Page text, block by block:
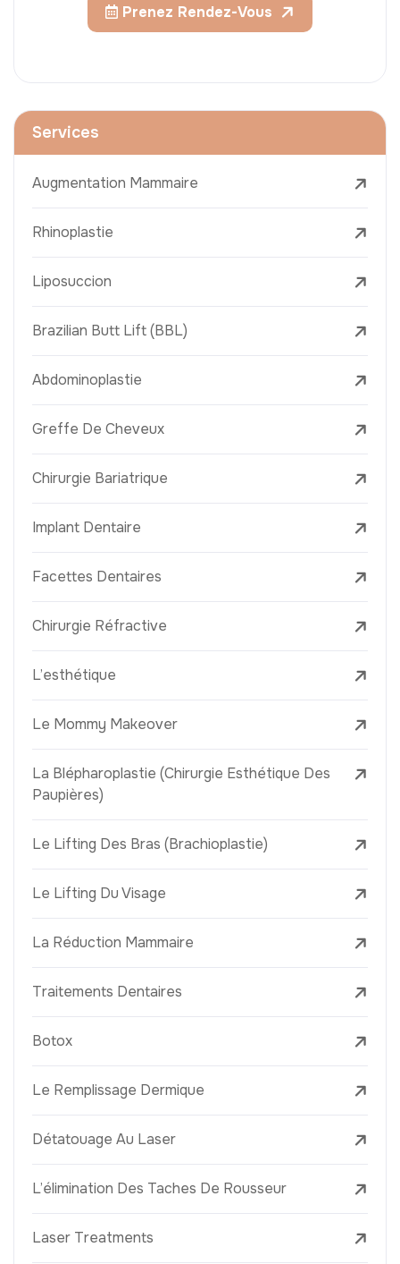
Prenez Rendez-Vous
Services
Augmentation Mammaire
Rhinoplastie
Liposuccion
Brazilian Butt Lift (BBL)
Abdominoplastie
Greffe De Cheveux
Chirurgie Bariatrique
Implant Dentaire
Facettes Dentaires
Chirurgie Réfractive
L’esthétique
Le Mommy Makeover
La Blépharoplastie (Chirurgie Esthétique Des
Paupières)
Le Lifting Des Bras (Brachioplastie)
Le Lifting Du Visage
La Réduction Mammaire
Traitements Dentaires
Botox
Le Remplissage Dermique
Détatouage Au Laser
L’élimination Des Taches De Rousseur
Laser Treatments